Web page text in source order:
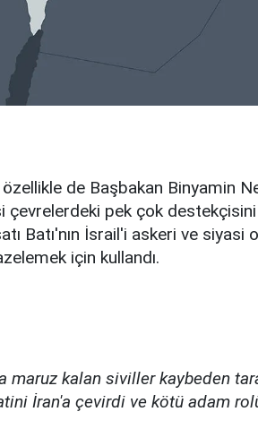
de Başbakan Binyamin
pek çok destekçisini
Batı'nın İsrail'i askeri ve
için kullandı.
maruz kalan siviller kaybeden
İran'a çevirdi ve kötü adam